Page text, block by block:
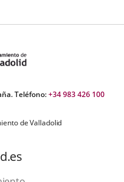
Teléfono:+34 983 426 100
de Valladolid